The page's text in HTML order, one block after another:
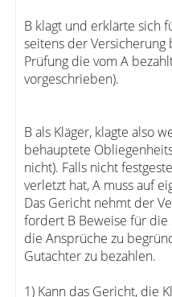
B klagt und erklärte sich
seitens der
Prüfung die vom A
vorgeschrieben).
B als Kläger, klagte also
behauptete
nicht). Falls nicht
verletzt hat, A muss auf
Das Gericht nehmt der
fordert B Beweise für die
die Ansprüche zu
Gutachter zu bezahlen.
1) Kann das Gericht, die